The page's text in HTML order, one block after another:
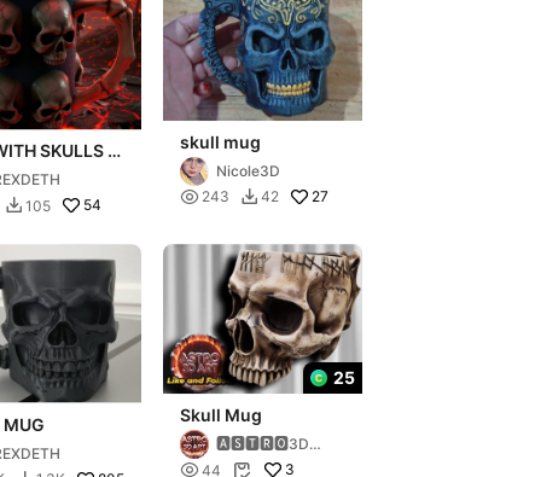
SKULLS -
2
 105 54
skull mug
Nicole3D
 243  42 27
MUG
25
Skull Mug
🅰🆂🆃🆁🅾3D🅰
🆁🆃
 44  3